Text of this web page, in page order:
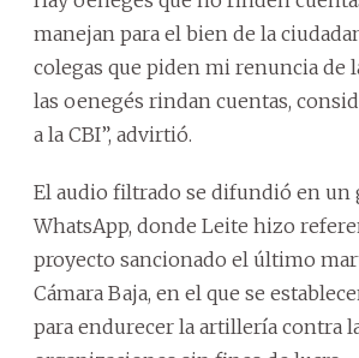
manejan para el bien de la
colegas que piden mi renuncia de
las oenegés rindan cuentas,
a la CBI”, advirtió.
El audio filtrado se difundió en un
WhatsApp, donde Leite hizo
proyecto sancionado el último
Cámara Baja, en el que se
para endurecer la artillería contra